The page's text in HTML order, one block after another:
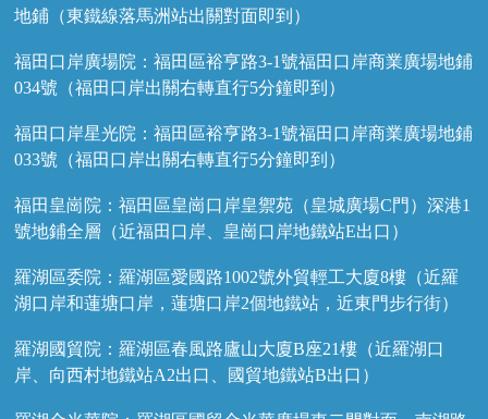
地鋪（東鐵線落馬洲站出關對面即到）
福田口岸廣場院：福田區裕亨路3-1號福田口岸商業廣場地鋪
034號（福田口岸出關右轉直行5分鐘即到）
福田口岸星光院：福田區裕亨路3-1號福田口岸商業廣場地鋪
033號（福田口岸出關右轉直行5分鐘即到）
福田皇崗院：福田區皇崗口岸皇禦苑（皇城廣場C門）深港1
號地鋪全層（近福田口岸、皇崗口岸地鐵站E出口）
羅湖區委院：羅湖區愛國路1002號外貿輕工大廈8樓（近羅
湖口岸和蓮塘口岸，蓮塘口岸2個地鐵站，近東門步行街）
羅湖國貿院：羅湖區春風路廬山大廈B座21樓（近羅湖口
岸、向西村地鐵站A2出口、國貿地鐵站B出口）